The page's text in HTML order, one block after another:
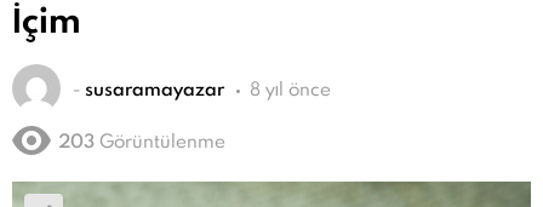
İçim
- susaramayazar 8 yıl önce
203 Görüntülenme